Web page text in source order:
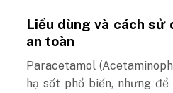
Liều dùng và cách sử
an toàn
Paracetamol
hạ sốt phổ biến, nhưng